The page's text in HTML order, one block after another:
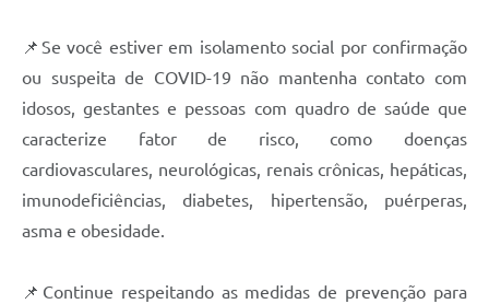
📌Se você estiver em isolamento social por confirmação
ou suspeita de COVID-19 não mantenha contato com
idosos, gestantes e pessoas com quadro de saúde que
caracterize fator de risco, como doenças
cardiovasculares, neurológicas, renais crônicas, hepáticas,
imunodeficiências, diabetes, hipertensão, puérperas,
asma e obesidade.
📌Continue respeitando as medidas de prevenção para